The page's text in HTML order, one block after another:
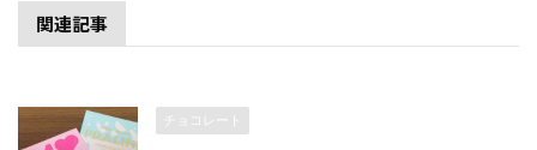
関連記事
チョコレート